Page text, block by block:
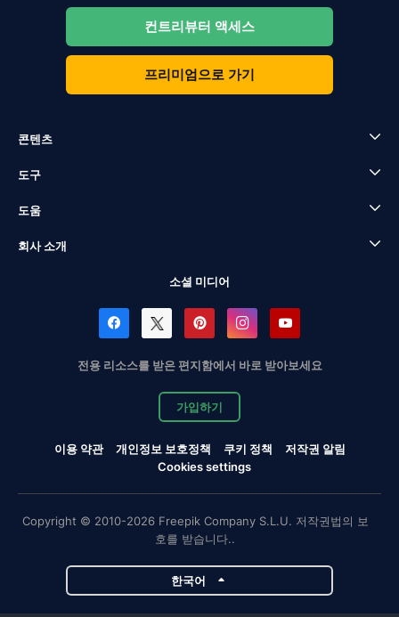
컨트리뷰터 액세스
프리미엄으로 가기
콘텐츠
도구
도움
회사 소개
소셜 미디어
전용 리소스를 받은 편지함에서 바로 받아보세요
가입하기
이용 약관 개인정보 보호정책 쿠키 정책
저작권 알림
Cookies settings
Copyright © 2010-2026 Freepik Company S.L.U. 저작권법의 보
호를 받습니다..
한국어